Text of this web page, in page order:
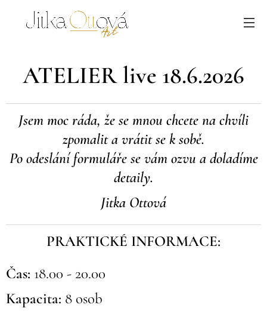
ATELIER live 18.6.2026
Jsem moc ráda, že se mnou chcete na chvíli
zpomalita vrátit se k sobě.
Po odeslání formuláře se vám ozvu a doladíme
detaily.
Jitka Ottová
PRAKTICKÉ INFORMACE:
Čas: 18.00 - 20.00
Kapacita: 8 osob